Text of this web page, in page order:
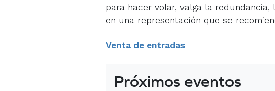
para hacer volar, valga la
en una representación que se
Venta de entradas
Próximos eventos